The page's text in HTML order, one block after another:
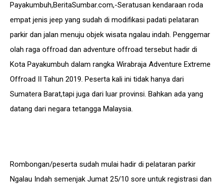
Payakumbuh,BeritaSumbar.com,-Seratusan kendaraan roda
empat jenis jeep yang sudah di modifikasi padati pelataran
parkir dan jalan menuju objek wisata ngalau indah. Penggemar
olah raga offroad dan adventure offroad tersebut hadir di
Kota Payakumbuh dalam rangka Wirabraja Adventure Extreme
Offroad II Tahun 2019. Peserta kali ini tidak hanya dari
Sumatera Barat,tapi juga dari luar provinsi. Bahkan ada yang
datang dari negara tetangga Malaysia.
Rombongan/peserta sudah mulai hadir di pelataran parkir
Ngalau Indah semenjak Jumat 25/10 sore untuk registrasi dan